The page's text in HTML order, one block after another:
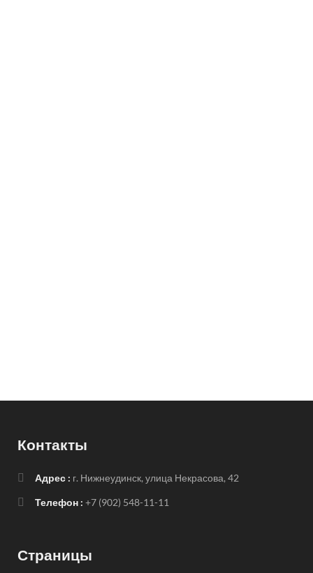
Контакты
Адрес : г. Нижнеудинск, улица Некрасова, 42
Телефон : +7 (902) 548-11-11
Страницы